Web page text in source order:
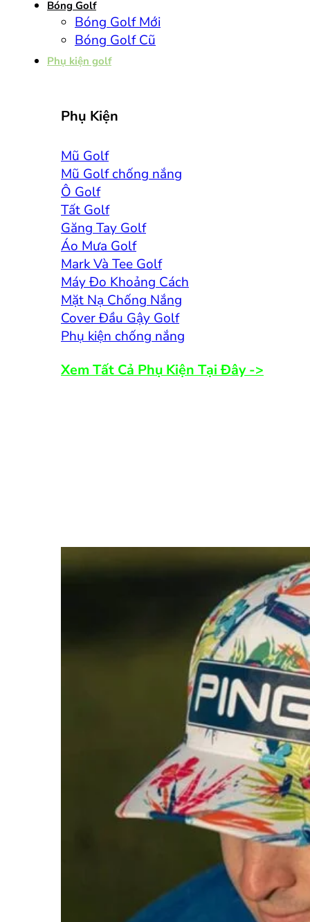
Bóng Golf
Bóng Golf Mới
Bóng Golf Cũ
Phụ kiện golf
Phụ Kiện
Mũ Golf
Mũ Golf chống nắng
Ô Golf
Tất Golf
Găng Tay Golf
Áo Mưa Golf
Mark Và Tee Golf
Máy Đo Khoảng Cách
Mặt Nạ Chống Nắng
Cover Đầu Gậy Golf
Phụ kiện chống nắng
Xem Tất Cả Phụ Kiện Tại Đây ->